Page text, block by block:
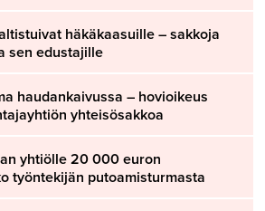
häkäkaasuille – sakkoja
sen edustajille
haudankaivussa – hovioikeus
yhteisösakkoa
yhtiölle 20 000 euron
työntekijän putoamisturmasta